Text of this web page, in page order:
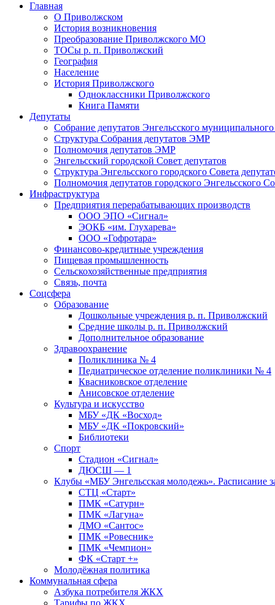
Главная
О Приволжском
История возникновения
Преобразование Приволжского МО
ТОСы р. п. Приволжский
География
Население
История Приволжского
Одноклассники Приволжского
Книга Памяти
Депутаты
Собрание депутатов Энгельсского
Структура Собрания депутатов ЭМР
Полномочия депутатов ЭМР
Энгельсский городской Совет депутатов
Структура Энгельсского городского Совета
Полномочия депутатов городского Энгельсского
Инфраструктура
Предприятия перерабатывающих производств
ООО ЭПО «Сигнал»
ЭОКБ «им. Глухарева»
ООО «Гофротара»
Финансово-кредитные учреждения
Пищевая промышленность
Сельскохозяйственные предприятия
Связь, почта
Соцсфера
Образование
Дошкольные учреждения р. п. Приволжский
Средние школы р. п. Приволжский
Дополнительное образование
Здравоохранение
Поликлиника № 4
Педиатрическое отделение поликлиники № 4
Квасниковское отделение
Анисовское отделение
Культура и искусство
МБУ «ДК «Восход»
МБУ «ДК «Покровский»
Библиотеки
Спорт
Стадион «Сигнал»
ДЮСШ — 1
Клубы «МБУ Энгельсская молодежь». Расписание
СТЦ «Старт»
ПМК «Сатурн»
ПМК «Лагуна»
ДМО «Сантос»
ПМК «Ровесник»
ПМК «Чемпион»
ФК «Старт +»
Молодёжная политика
Коммунальная сфера
Азбука потребителя ЖКХ